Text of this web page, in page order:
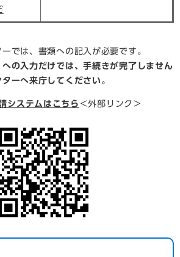
ーでは、書類への記入が必要です。
への入力だけでは、手続きが完了しません
ーへ来庁してください。
システムはこちら ＜外部リンク＞